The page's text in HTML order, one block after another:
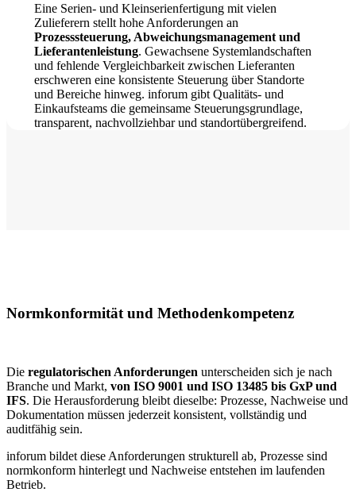
Eine Serien- und Kleinserienfertigung mit vielen
Zulieferern stellt hohe Anforderungen an
Prozesssteuerung, Abweichungsmanagement und
Lieferantenleistung. Gewachsene Systemlandschaften
und fehlende Vergleichbarkeit zwischen Lieferanten
erschweren eine konsistente Steuerung über Standorte
und Bereiche hinweg. inforum gibt Qualitäts- und
Einkaufsteams die gemeinsame Steuerungsgrundlage,
transparent, nachvollziehbar und standortübergreifend.
Normkonformität und Methodenkompetenz
Die regulatorischen Anforderungen unterscheiden sich je nach
Branche und Markt, von ISO 9001 und ISO 13485 bis GxP und
IFS. Die Herausforderung bleibt dieselbe: Prozesse, Nachweise und
Dokumentation müssen jederzeit konsistent, vollständig und
auditfähig sein.
inforum bildet diese Anforderungen strukturell ab, Prozesse sind
normkonform hinterlegt und Nachweise entstehen im laufenden
Betrieb.